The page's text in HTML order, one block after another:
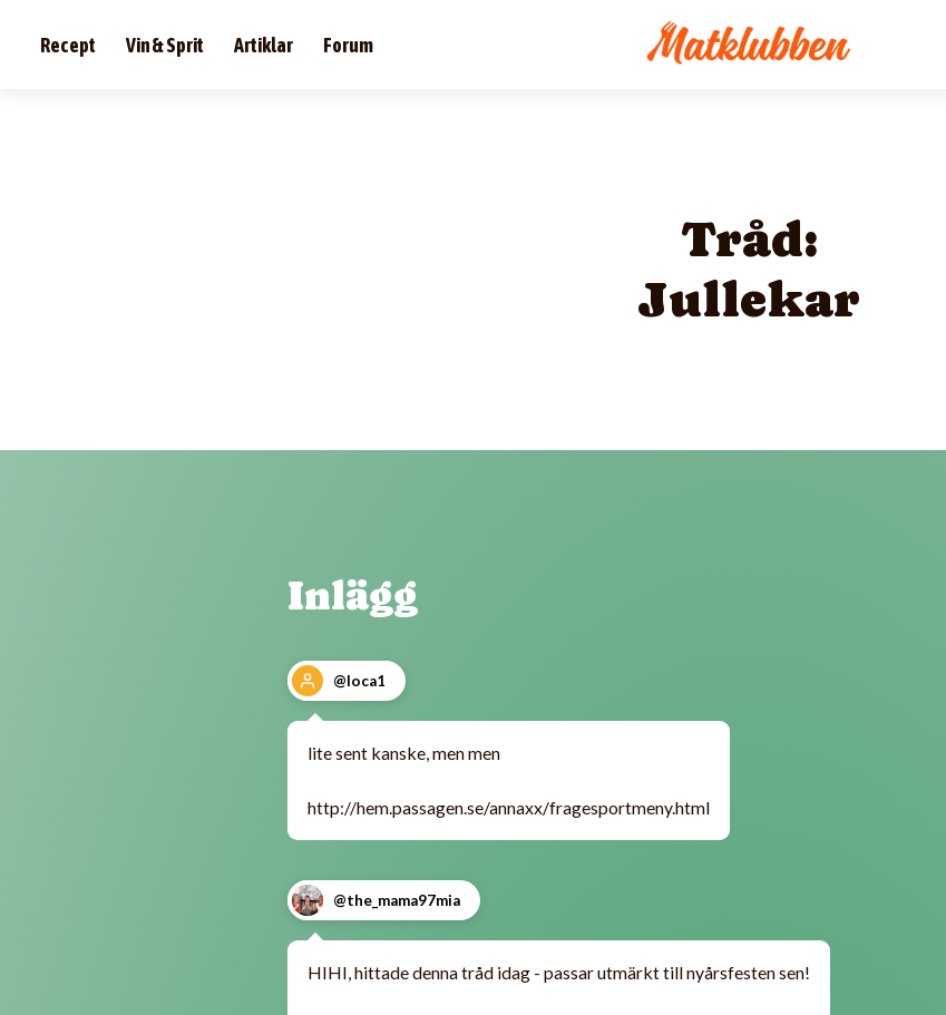
Recept Vin & Sprit Artiklar Forum
Tråd:
Jullekar
Inlägg
@loca1
lite sent kanske, men men
http://hem.passagen.se/annaxx/fragesportmeny.html
@the_mama97mia
HIHI, hittade denna tråd idag - passar utmärkt till nyårsfesten sen!